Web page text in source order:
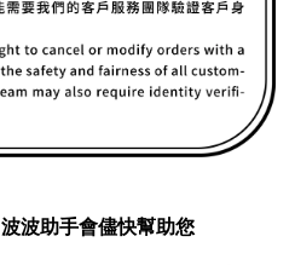
波波助手會儘快幫助您